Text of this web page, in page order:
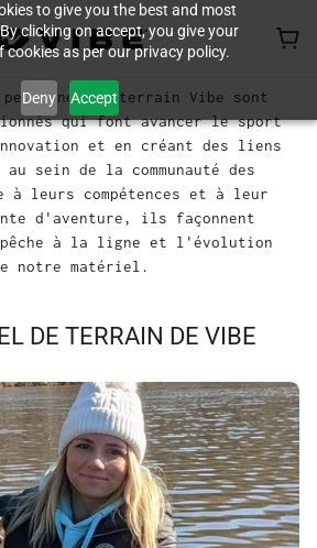
to give you the best and most
clicking on accept, you give your
as per our privacy policy.
Deny Accept
personnel de terrain Vibe sont
qui font avancer le sport
et en créant des liens
sein de la communauté des
à leurs compétences et à leur
d'aventure, ils façonnent
à la ligne et l'évolution
notre matériel.
DE TERRAIN DE VIBE